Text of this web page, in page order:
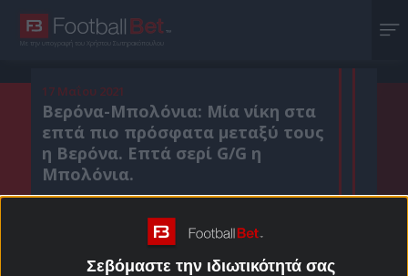
Σεβόμαστε την ιδιωτικότητά σας
Με την υπογραφή του Χρήστου Σωτηρακόπουλου
17 Μαΐου 2021
Βερόνα-Μπολόνια: Μία νίκη στα
επτά πιο πρόσφατα μεταξύ τους
η Βερόνα. Επτά σερί G/G η
Μπολόνια.
Κοιν. :